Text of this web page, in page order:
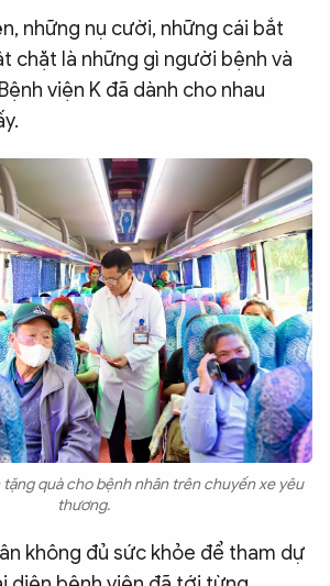
những nụ cười, những cái bắt
chặt là những gì người bệnh và
viện K đã dành cho nhau
tặng quà cho bệnh nhân trên chuyến xe yêu
thương.
không đủ sức khỏe để tham dự